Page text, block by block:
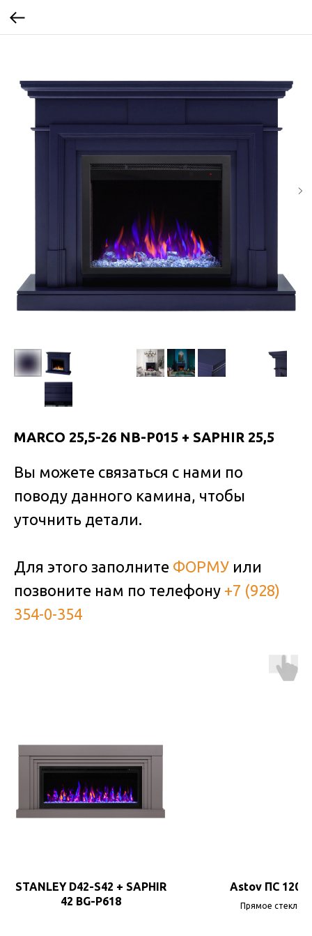
MARCO 25,5-26 NB-P015 + SAPHIR 25,5
Вы можете связаться с нами по
поводу данного камина, чтобы
уточнить детали.
Для этого заполните ФОРМУ или
позвоните нам по телефону +7 (928)
354-0-354
STANLEY D42-S42 + SAPHIR
42 BG-P618
Astov ПС
Прямое стекло